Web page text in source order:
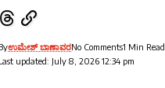
updated: July 8, 2026 12:34 pm
ಉಮೇಶ್ ಬಾಣಾವರNo Comments1 Min Read